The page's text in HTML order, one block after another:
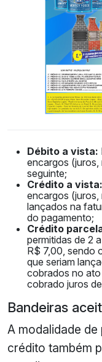
Débito a vista:
encargos
seguinte;
Crédito a vista:
encargos (juros,
lançados na
do pagamento;
Crédito
permitidas de 2
R$ 7,00, sendo
que seriam
cobrados no
cobrado juros
Bandeiras
A modalidade
crédito também